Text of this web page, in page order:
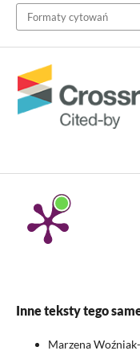
Formaty cytowań
Inne teksty tego
Marzena